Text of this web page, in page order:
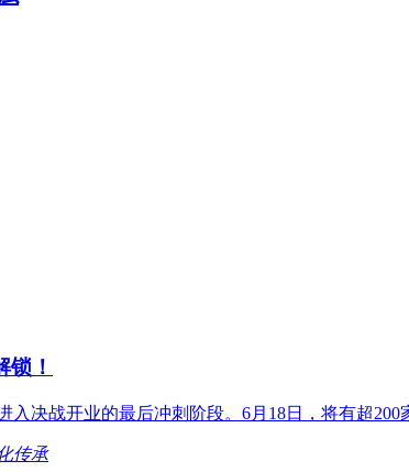
！
决战开业的最后冲刺阶段。6月18日，将有超200